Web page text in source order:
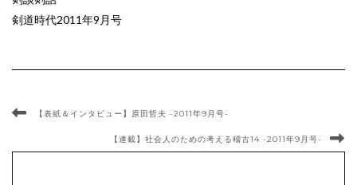
剣道時代2011年9月号
【表紙＆インタビュー】原田哲夫 -2011年9月号-
【連載】社会人のための考える稽古14 -2011年9月号-